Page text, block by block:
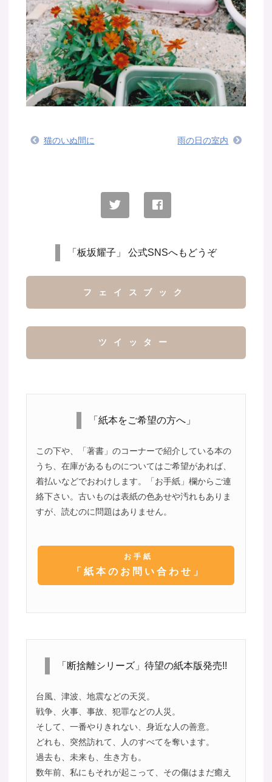
猫のいぬ間に 雨の日の室内
「板坂耀子」 公式SNSへもどうぞ
フェイスブック
ツイッター
「紙本をご希望の方へ」
この下や、「著書」のコーナーで紹介している本の
うち、在庫があるものについてはご希望があれば、
着払いなどでおわけします。「お手紙」欄からご連
絡下さい。古いものは表紙の色あせや汚れもありま
すが、読むのに問題はありません。
お手紙
「紙本のお問い合わせ」
「断捨離シリーズ」待望の紙本版発売!!
台風、津波、地震などの天災。
戦争、火事、事故、犯罪などの人災。
そして、一番やりきれない、身近な人の善意。
どれも、突然訪れて、人のすべてを奪います。
過去も、未来も、生き方も。
数年前、私にもそれが起こって、その傷はまだ癒え